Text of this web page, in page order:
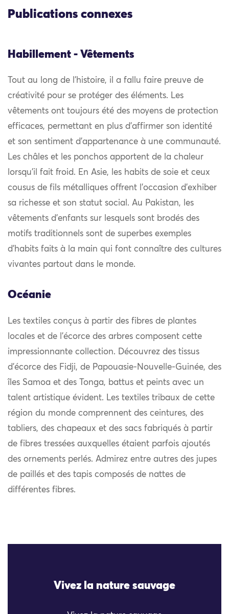
Publications connexes
Habillement - Vêtements
Tout au long de l’histoire, il a fallu faire preuve de
créativité pour se protéger des éléments. Les
vêtements ont toujours été des moyens de protection
efficaces, permettant en plus d’affirmer son identité
et son sentiment d’appartenance à une communauté.
Les châles et les ponchos apportent de la chaleur
lorsqu’il fait froid. En Asie, les habits de soie et ceux
cousus de fils métalliques offrent l’occasion d’exhiber
sa richesse et son statut social. Au Pakistan, les
vêtements d’enfants sur lesquels sont brodés des
motifs traditionnels sont de superbes exemples
d’habits faits à la main qui font connaître des cultures
vivantes partout dans le monde.
Océanie
Les textiles conçus à partir des fibres de plantes
locales et de l’écorce des arbres composent cette
impressionnante collection. Découvrez des tissus
d’écorce des Fidji, de Papouasie-Nouvelle-Guinée, des
îles Samoa et des Tonga, battus et peints avec un
talent artistique évident. Les textiles tribaux de cette
région du monde comprennent des ceintures, des
tabliers, des chapeaux et des sacs fabriqués à partir
de fibres tressées auxquelles étaient parfois ajoutés
des ornements perlés. Admirez entre autres des jupes
de paillés et des tapis composés de nattes de
différentes fibres.
Vivez la nature sauvage